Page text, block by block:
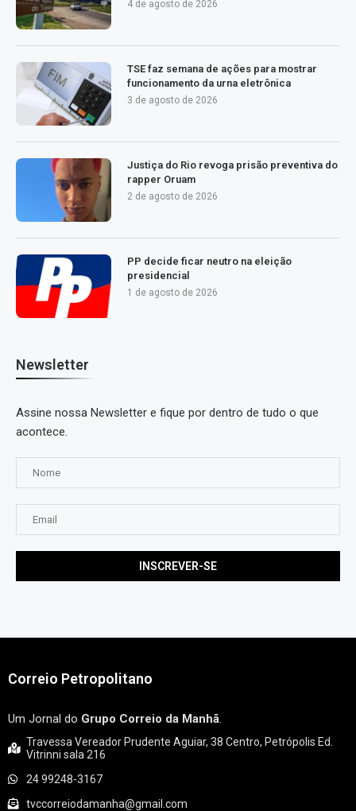
4 de agosto de 2026
TSE faz semana de ações para mostrar
funcionamento da urna eletrônica
3 de agosto de 2026
Justiça do Rio revoga prisão preventiva do
rapper Oruam
2 de agosto de 2026
PP decide ficar neutro na eleição
presidencial
1 de agosto de 2026
Newsletter
Assine nossa Newsletter e fique por dentro de tudo o que
acontece.
Correio Petropolitano
Um Jornal do Grupo Correio da Manhã.
Travessa Vereador Prudente Aguiar, 38 Centro, Petrópolis Ed.
Vitrinni sala 216
24 99248-3167
tvccorreiodamanha@gmail.com